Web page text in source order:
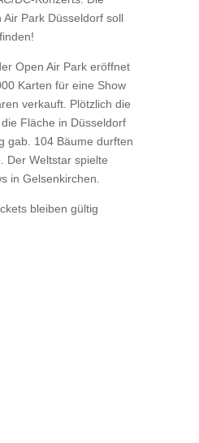
Park Düsseldorf soll
Open Air Park eröffnet
Karten für eine Show
verkauft. Plötzlich die
Fläche in Düsseldorf
gab. 104 Bäume durften
Der Weltstar spielte
in Gelsenkirchen.
bleiben gültig